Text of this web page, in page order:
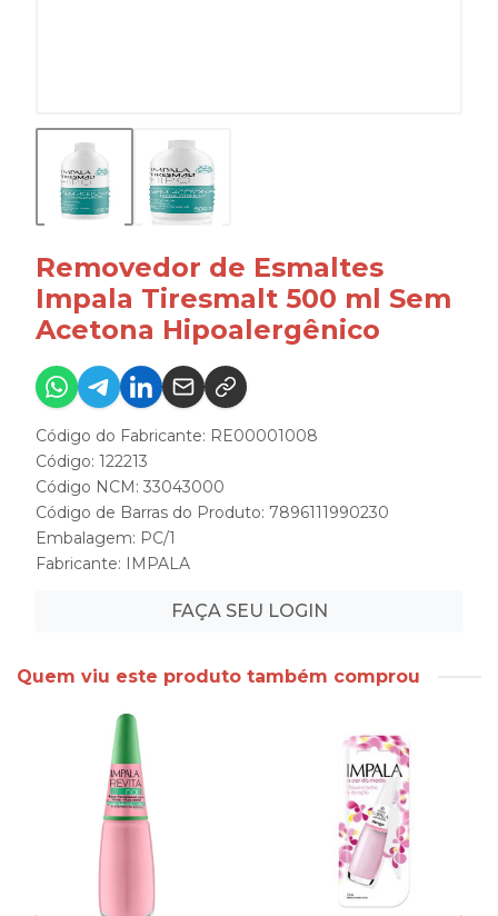
Removedor de Esmaltes
Impala Tiresmalt 500 ml Sem
Acetona Hipoalergênico
Código do Fabricante: RE00001008
Código: 122213
Código NCM: 33043000
Código de Barras do Produto: 7896111990230
Embalagem: PC/1
Fabricante:
IMPALA
FAÇA SEU LOGIN
Quem viu este produto também comprou